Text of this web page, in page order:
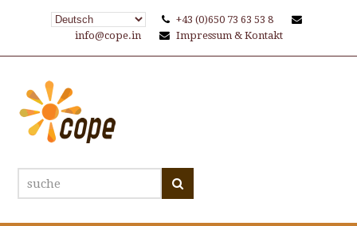
+43 (0)650 73 63 53 8
info@cope.in
Impressum & Kontakt
suche